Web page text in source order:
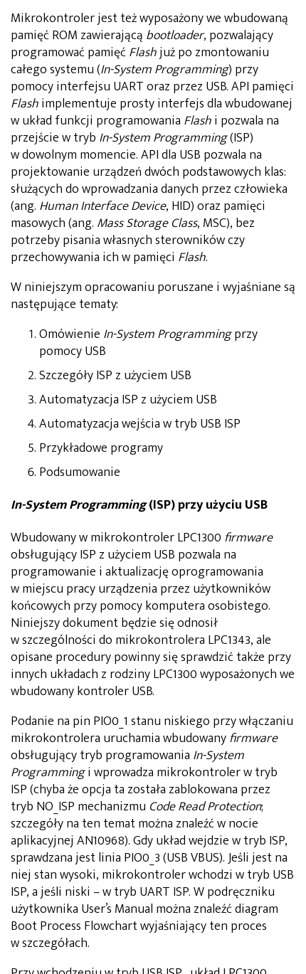
Mikrokontroler jest też wyposażony we wbudowaną
pamięć ROM zawierającą bootloader, pozwalający
programować pamięćFlashjuż po zmontowaniu
całego systemu (In-System Programming) przy
pomocy interfejsu UART oraz przez USB. API pamięci
Flashimplementuje prosty interfejs dla wbudowanej
w układ funkcji programowania Flashi pozwala na
przejście w tryb In-System Programming(ISP)
w dowolnym momencie. API dla USB pozwala na
projektowanie urządzeń dwóch podstawowych klas:
służących do wprowadzania danych przez człowieka
(ang. Human Interface Device, HID) oraz pamięci
masowych (ang. Mass Storage Class, MSC), bez
potrzeby pisania własnych sterowników czy
przechowywania ich w pamięci Flash.
W niniejszym opracowaniu poruszane i wyjaśniane są
następujące tematy:
Omówienie In-System Programmingprzy
pomocy USB
Szczegóły ISP z użyciem USB
Automatyzacja ISP z użyciem USB
Automatyzacja wejścia w tryb USB ISP
Przykładowe programy
Podsumowanie
In-System Programming(ISP) przy użyciu USB
Wbudowany w mikrokontroler LPC1300 firmware
obsługujący ISP z użyciem USB pozwala na
programowanie i aktualizację oprogramowania
w miejscu pracy urządzenia przez użytkowników
końcowych przy pomocy komputera osobistego.
Niniejszy dokument będzie się odnosił
w szczególności do mikrokontrolera LPC1343, ale
opisane procedury powinny się sprawdzić także przy
innych układach z rodziny LPC1300 wyposażonych we
wbudowany kontroler USB.
Podanie na pin PIO0_1 stanu niskiego przy włączaniu
mikrokontrolera uruchamia wbudowanyfirmware
obsługujący tryb programowania In-System
Programmingi wprowadza mikrokontroler w tryb
ISP (chyba że opcja ta została zablokowana przez
tryb NO_ISP mechanizmu Code Read Protection;
szczegóły na ten temat można znaleźć w nocie
aplikacyjnej AN10968). Gdy układ wejdzie w tryb ISP,
sprawdzana jest linia PIO0_3 (USB VBUS). Jeśli jest na
niej stan wysoki, mikrokontroler wchodzi w tryb USB
ISP, a jeśli niski – w tryb UART ISP. W podręczniku
użytkownika User’s Manual można znaleźć diagram
Boot Process Flowchart wyjaśniający ten proces
w szczegółach.